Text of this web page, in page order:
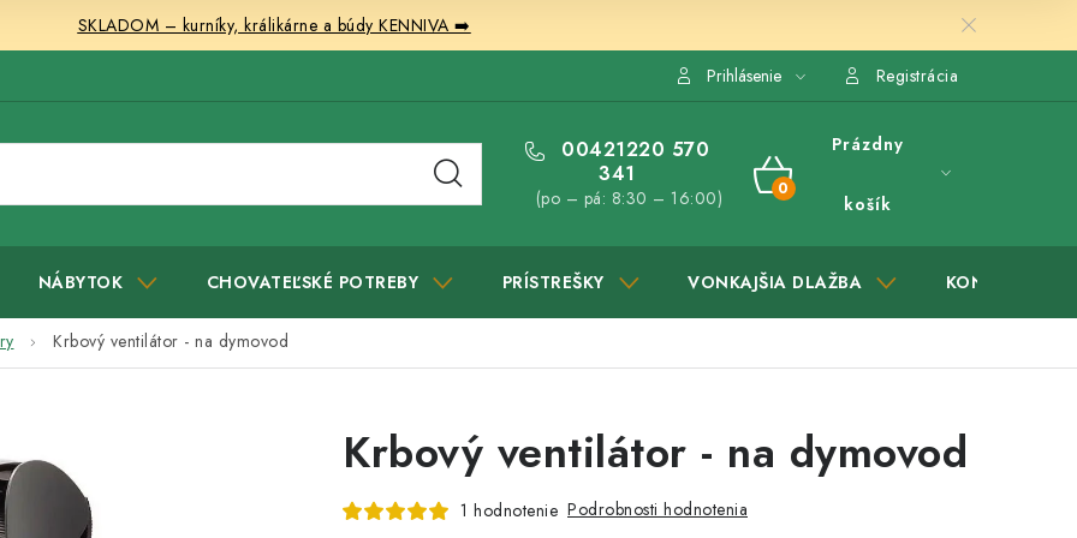
SKLADOM – kurníky, králikárne a búdy KENNIVA ➡️
Prihlásenie Registrácia
00421220 570
341
(po – pá: 8:30 – 16:00)
NÁKUPNÝ
Prázdny
košík
NÁBYTOK CHOVATEĽSKÉ POTREBY PRÍSTREŠKY VONKAJŠIA DLAŽBA KONTAKTY
Krbový ventilátor - na dymovod
Krbový ventilátor - na dymovod
1 hodnotenie Podrobnosti hodnotenia